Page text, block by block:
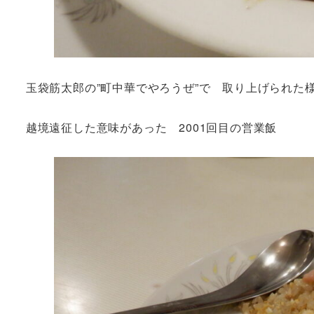
玉袋筋太郎の”町中華でやろうぜ”で 取り上げられ
越境遠征した意味があった 2001回目の営業飯